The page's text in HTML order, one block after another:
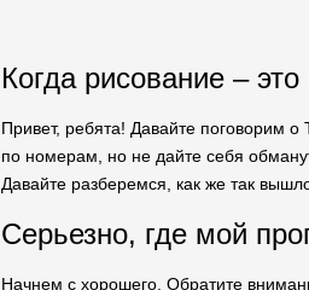
Когда рисование –
Привет, ребята! Давайте поговорим о
по номерам, но не дайте себя
Давайте разберемся, как же так
Серьезно, где мой
Начнем с хорошего. Обратите